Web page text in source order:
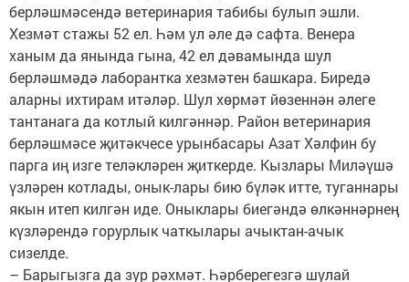
берләшмәсендә ветеринария табибы булып эшли.
Хезмәт стажы 52 ел. Һәм ул әле дә сафта. Венера
ханым да янында гына, 42 ел дәвамында шул
берләшмәдә лаборантка хезмәтен башкара. Биредә
аларны ихтирам итәләр. Шул хөрмәт йөзеннән әлеге
тантанага да котлый килгәннәр. Район ветеринария
берләшмәсе җитәкчесе урынбасары Азат Хәлфин бу
парга иң изге теләкләрен җиткерде. Кызлары Миләүшә
үзләрен котлады, онык-лары бию бүләк итте, туганнары
якын итеп килгән иде. Оныклары биегәндә өлкәннәрнең
күзләрендә горурлык чаткылары ачыктан-ачык
сизелде.
– Барыгызга да зур рәхмәт. Һәрберегезгә шулай